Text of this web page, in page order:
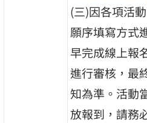
(三)因各項活
願序填寫方式
早完成線上報
進行審核，最
知為準。活動
放報到，請務